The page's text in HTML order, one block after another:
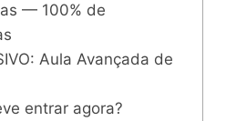
— 100% de
Aula Avançada de
entrar agora?